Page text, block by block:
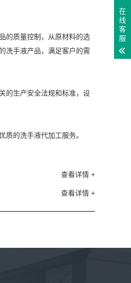
的质量控制，从原材料的选
洗手液产品，满足客户的需
的生产安全法规和标准，设
的洗手液代加工服务。
查看详情 +
查看详情 +
在
线
客
服